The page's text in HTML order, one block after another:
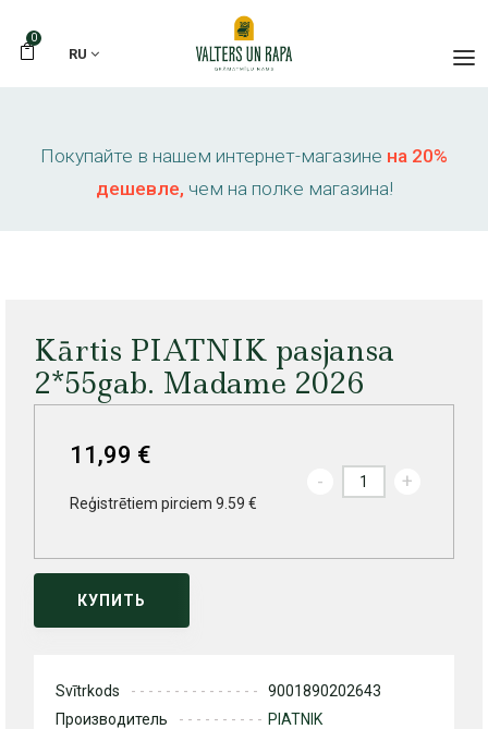
0
RU
Покупайте в нашем интернет-магазине на 20%
дешевле, чем на полке магазина!
Kārtis PIATNIK pasjansa
2*55gab. Madame 2026
11,99 €
Reģistrētiem pirciem 9.59 €
- +
КУПИТЬ
Svītrkods
9001890202643
Производитель
PIATNIK